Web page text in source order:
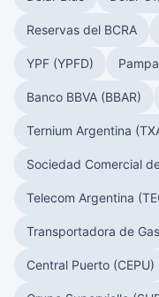
Reservas del BCRA
YPF (YPFD)
Banco BBVA (BBAR)
Ternium Argentina
Sociedad Comercial
Telecom Argentina
Transportadora de
Central Puerto (CEPU)